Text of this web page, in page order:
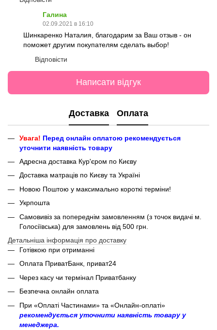
Галина
02.09.2021 в 16:10
Шинкаренко Наталия, благодарим за Ваш отзыв - он
поможет другим покупателям сделать выбор!
Відповісти
Написати відгук
Доставка Оплата
Увага! Перед онлайн оплатою рекомендується
уточнити наявність товару
Адресна доставка Кур'єром по Києву
Доставка матраців по Києву та Україні
Новою Поштою у максимально короткі терміни!
Укрпошта
Самовивіз за попереднім замовленням (з точок видачі м.
Голосіївська) для замовлень від 500 грн.
Детальніша інформація про доставку
Готівкою при отриманні
Оплата ПриватБанк, приват24
Через касу чи термінал Приватбанку
Безпечна онлайн оплата
При «Оплаті Частинами» та «Онлайн-оплаті»
рекомендується уточнити наявність товару у
менеджера.